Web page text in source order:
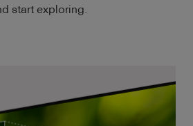
start exploring.